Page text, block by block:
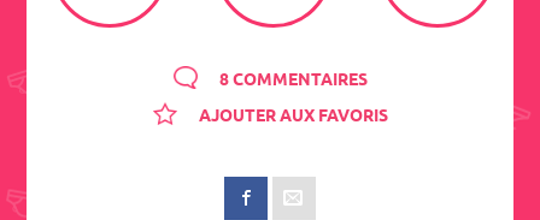
8 COMMENTAIRES
AJOUTER AUX FAVORIS